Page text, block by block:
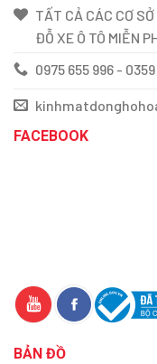
TẤT CẢ CÁC CƠ
ĐỖ XE Ô TÔ MIỄN
0975 655 996 -
FACEBOOK
BẢN ĐỒ